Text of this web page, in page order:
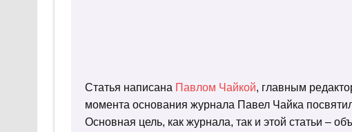
Статья написана Павлом Чайкой, главным
момента основания журнала Павел Чайка
Основная цель, как журнала, так и этой статьи –